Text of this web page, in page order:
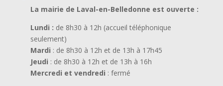
La mairie de Laval-en-Belledonne est ouverte :
Lundi : de 8h30 à 12h (accueil téléphonique
seulement)
Mardi : de 8h30 à 12h et de 13h à 17h45
Jeudi : de 8h30 à 12h et de 13h à 16h
Mercredi et vendredi : fermé